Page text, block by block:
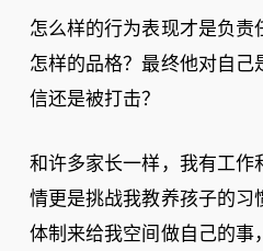
怎么样的行为表现才是负
怎样的品格？最终他对自己
信还是被打击？
和许多家长一样，我有工
情更是挑战我教养孩子的习
体制来给我空间做自己的